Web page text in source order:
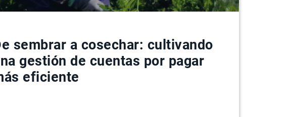
sembrar a cosechar: cultivando
gestión de cuentas por pagar
eficiente